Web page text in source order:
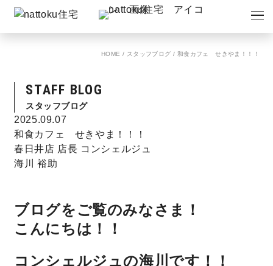
キャンペーン
ショールーム
モデルハウス
スタッフブログ
HOME / スタッフブログ / 和食カフェ せきやま！！！
STAFF BLOG
スタッフブログ
2025.09.07
和食カフェ せきやま！！！
春日井店 店長 コンシェルジュ
海川 裕助
ブログをご覧のみなさま！
こんにちは！！
コンシェルジュの海川です！！